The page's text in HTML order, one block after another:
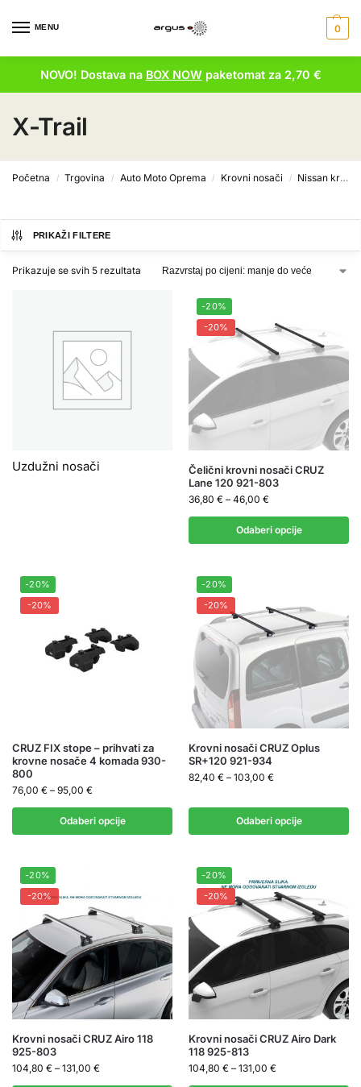
MENU 0
NOVO! Dostava na BOX NOWpaketomat za 2,70 €
X-Trail
Početna / Trgovina / Auto Moto Oprema / Krovni nosači / Nissan krovni nosači
PRIKAŽI FILTERE
Prikazuje se svih 5 rezultata
Uzdužni nosači
-20%
-20%
Čelični krovni nosači CRUZ
Lane 120 921-803
36,80 € – 46,00 €
Odaberi opcije
-20%
-20%
CRUZ FIX stope – prihvati za
krovne nosače 4 komada 930-
800
76,00 € – 95,00 €
Odaberi opcije
-20%
-20%
Krovni nosači CRUZ Oplus
SR+120 921-934
82,40 € – 103,00 €
Odaberi opcije
-20%
-20%
Krovni nosači CRUZ Airo 118
925-803
104,80 € – 131,00 €
-20%
-20%
Krovni nosači CRUZ Airo Dark
118 925-813
104,80 € – 131,00 €